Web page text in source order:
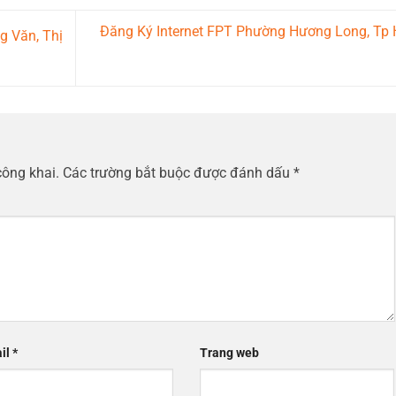
Văn, Thị Đăng Ký Internet FPT Phường Hương Long, Tp
khai. Các trường bắt buộc được đánh dấu *
* Trang web